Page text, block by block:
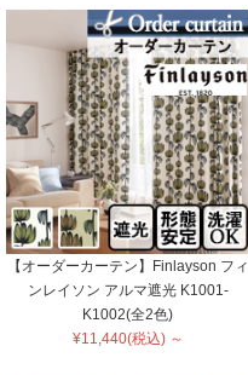
【オーダーカーテン】Finlayson フィ
ンレイソン アルマ遮光 K1001-
K1002(全2色)
¥11,440(税込) ～